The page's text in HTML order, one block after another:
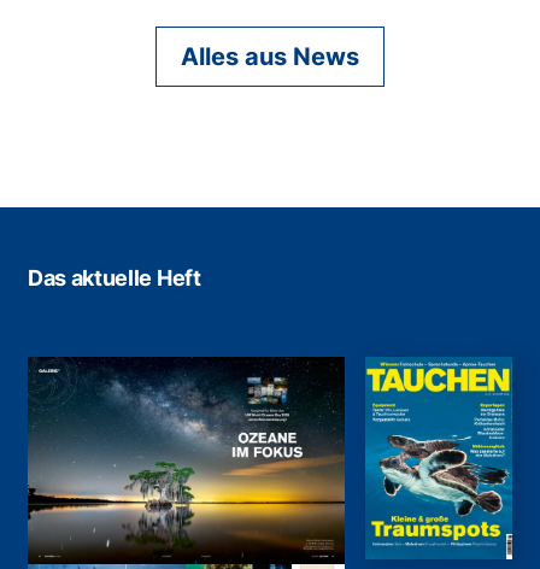
Alles aus News
Das aktuelle Heft